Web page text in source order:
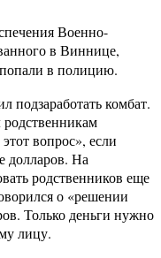
Военно-
в Виннице,
в полицию.
подзаработать комбат.
вопрос», если
долларов. На
родственников еще
о «решении
Только деньги нужно
лицу.